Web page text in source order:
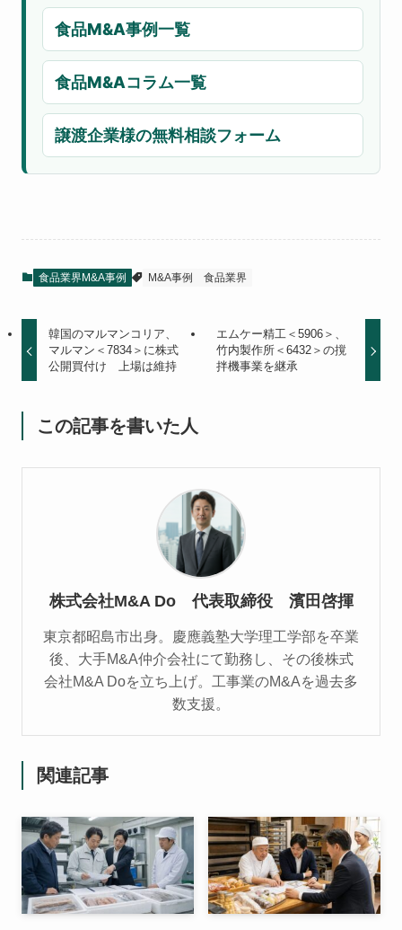
食品M&A事例一覧
食品M&Aコラム一覧
譲渡企業様の無料相談フォーム
食品業界M&A事例 M&A事例 食品業界
韓国のマルマンコリア、
マルマン＜7834＞に株式
公開買付け 上場は維持
エムケー精工＜5906＞、
竹内製作所＜6432＞の撹
拌機事業を継承
この記事を書いた人
株式会社M&A Do 代表取締役 濱田啓揮
東京都昭島市出身。慶應義塾大学理工学部を卒業
後、大手M&A仲介会社にて勤務し、その後株式
会社M&A Doを立ち上げ。工事業のM&Aを過去多
数支援。
関連記事